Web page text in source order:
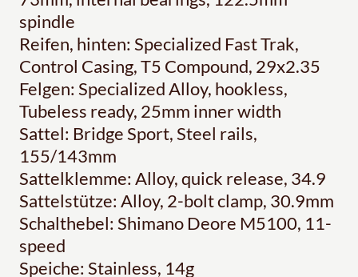
spindle
Reifen, hinten: Specialized Fast Trak,
Control Casing, T5 Compound, 29x2.35
Felgen: Specialized Alloy, hookless,
Tubeless ready, 25mm inner width
Sattel: Bridge Sport, Steel rails,
155/143mm
Sattelklemme: Alloy, quick release, 34.9
Sattelstütze: Alloy, 2-bolt clamp, 30.9mm
Schalthebel: Shimano Deore M5100, 11-
speed
Speiche: Stainless, 14g